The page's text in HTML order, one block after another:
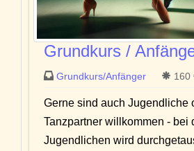
Grundkurs /
Grundkurs/Anfänger 160
Gerne sind auch Jugendliche
Tanzpartner willkommen - bei
Jugendlichen wird